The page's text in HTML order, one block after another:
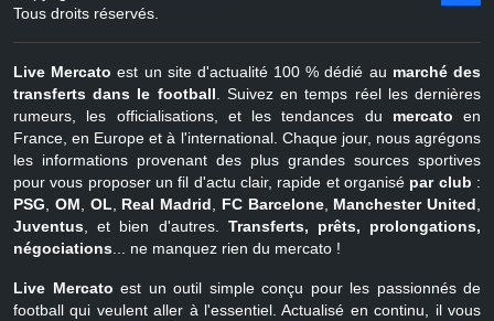
Tous droits réservés.
Live Mercato est un site d'actualité 100 % dédié au marché des
transferts dans le football . Suivez en temps réel les dernières
rumeurs, les officialisations, et les tendances du mercato en
France, en Europe et à l'international. Chaque jour, nous agrégons
les informations provenant des plus grandes sources sportives
pour vous proposer un fil d'actu clair, rapide et organisé par club :
PSG
OM OL Real Madrid FC Barcelone, Manchester United
Juventus , et bien d'autres. Transferts, prêts, prolongations,
négociations ... ne manquez rien du mercato !
Live Mercato est un outil simple conçu pour les passionnés de
football qui veulent aller à l'essentiel. Actualisé en continu, il vous